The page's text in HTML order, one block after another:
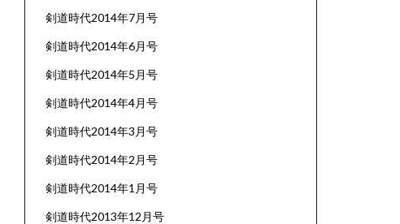
剣道時代2014年7月号
剣道時代2014年6月号
剣道時代2014年5月号
剣道時代2014年4月号
剣道時代2014年3月号
剣道時代2014年2月号
剣道時代2014年1月号
剣道時代2013年12月号